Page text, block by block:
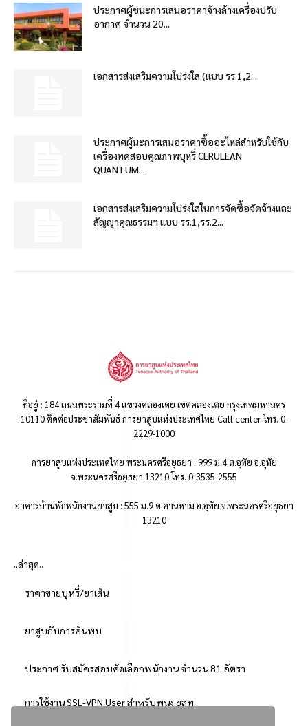
ประกาศผู้ชนะการเสนอราคาจ้างล้างเครื่องปรับ
อากาศ จำนวน 20...
เอกสารส่งเสริมความโปร่งใส (แบบ รร.1,2...
ประกาศผู้นะการเสนอราคาซื้ออะไหล่สำหรับใช้กับ
เครื่องทดสอบคุณภาพบุหรี่ CERULEAN
QUANTUM...
เอกสารส่งเสริมความโปร่งใสในการจัดซื้อจัดจ้างและ
สัญญาคุณธรรมฯ แบบ รร.1,รร.2...
ที่อยู่ : 184 ถนนพระรามที่ 4 แขวงคลองเตย เขตคลองเตย กรุงเทพมหานคร
10110 ติดต่อประชาสัมพันธ์ การยาสูบแห่งประเทศไทย Call center โทร. 0-
2229-1000
การยาสูบแห่งประเทศไทย พระนครศรีอยุธยา : 999 ม.4 ต.อุทัย อ.อุทัย
จ.พระนครศรีอยุธยา 13210 โทร. 0-3535-2555
อาคารบ้านพักพนักงานยาสูบ : 555 ม.9 ต.คานหาม อ.อุทัย จ.พระนครศรีอยุธยา
13210
..ล่าสุด..
ราคาขายบุหรี่/ยาเส้น
ยาสูบกับการค้นพบ
ประกาศ รับสมัครสอบคัดเลือกพนักงาน จำนวน 81 อัตรา
การใช้งาน SSL-VPN User สำหรับพนง.ยสท.